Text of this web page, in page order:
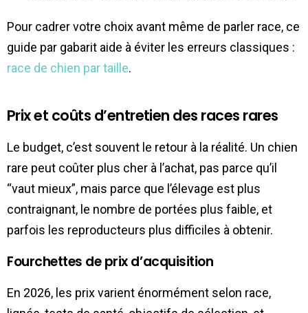
Pour cadrer votre choix avant même de parler race, ce
guide par gabarit aide à éviter les erreurs classiques :
race de chien par taille.
Prix et coûts d’entretien des races rares
Le budget, c’est souvent le retour à la réalité. Un chien
rare peut coûter plus cher à l’achat, pas parce qu’il
“vaut mieux”, mais parce que l’élevage est plus
contraignant, le nombre de portées plus faible, et
parfois les reproducteurs plus difficiles à obtenir.
Fourchettes de prix d’acquisition
En 2026, les prix varient énormément selon race,